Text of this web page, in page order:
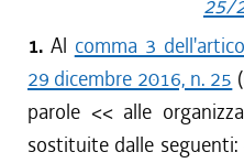
25/
1. Al comma 3
29 dicembre 2016, n. 25
parole << alle
sostituite dalle seguenti: